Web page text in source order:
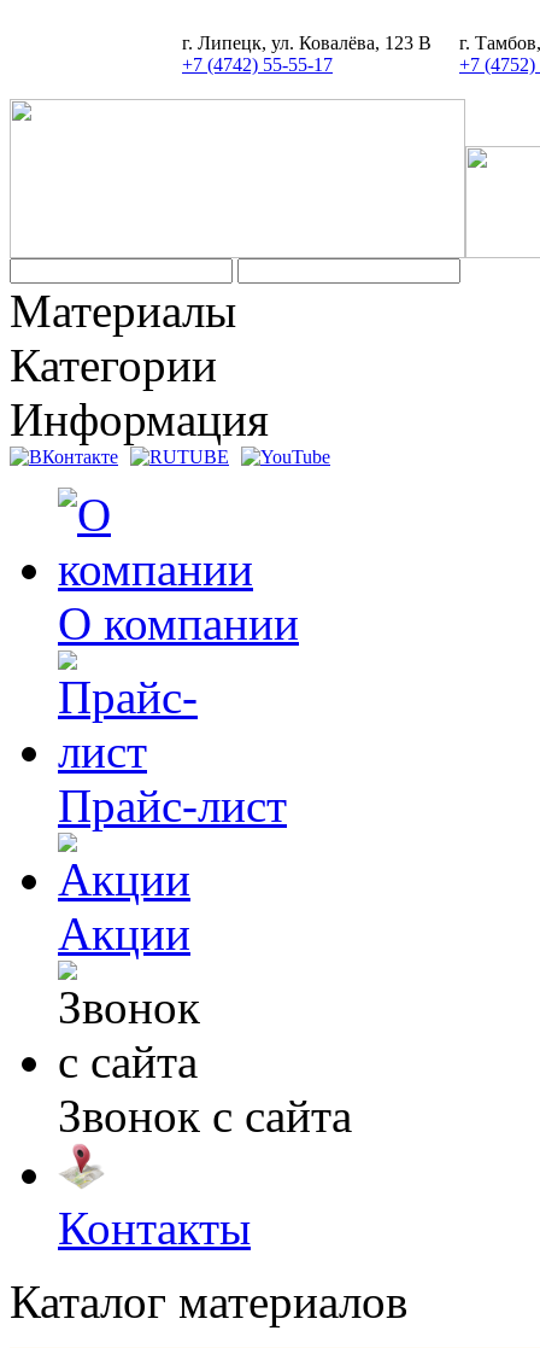
г. Липецк, ул. Ковалёва, 123 В
+7 (4742) 55-55-17
г.
+7 (4752)
Материалы
Категории
Информация
О компании
Прайс-лист
Акции
Звонок с сайта
Контакты
Каталог материалов